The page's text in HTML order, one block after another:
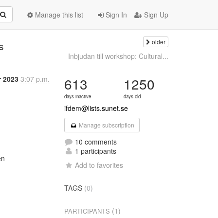
Sign In Sign Up
Manage this list
older
Inbjudan till workshop: Cultural...
2023 3:07 p.m. 613
days inactive
1250
days old
ifdem@lists.sunet.se
Manage subscription
10 comments
1 participants
Add to favorites
TAGS (0)
PARTICIPANTS (1)